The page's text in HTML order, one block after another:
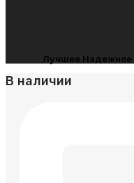
Лучшее Надежное
В наличии